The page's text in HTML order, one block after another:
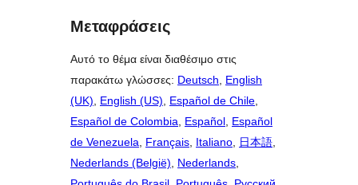
Μεταφράσεις
Αυτό το θέμα είναι διαθέσιμο στις
παρακάτω γλώσσες: Deutsch, English
(UK), English (US), Español de Chile,
Español de Colombia, Español, Español
de Venezuela, Français, Italiano, 日本語,
Nederlands (België), Nederlands,